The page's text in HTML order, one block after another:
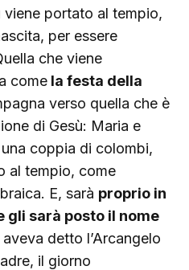
viene portato al tempio,
per essere
che viene
come la festa della
verso quella che è
di Gesù: Maria e
coppia di colombi,
al tempio, come
E, sarà proprio in
gli sarà posto il nome
detto l’Arcangelo
il giorno